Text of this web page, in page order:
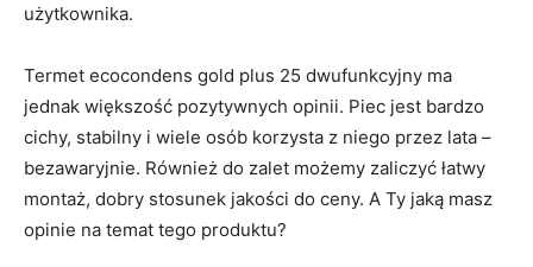
użytkownika.
Termet ecocondens gold plus 25 dwufunkcyjny ma
jednak większość pozytywnych opinii. Piec jest bardzo
cichy, stabilny i wiele osób korzysta z niego przez lata –
bezawaryjnie. Również do zalet możemy zaliczyć łatwy
montaż, dobry stosunek jakości do ceny. A Ty jaką masz
opinie na temat tego produktu?